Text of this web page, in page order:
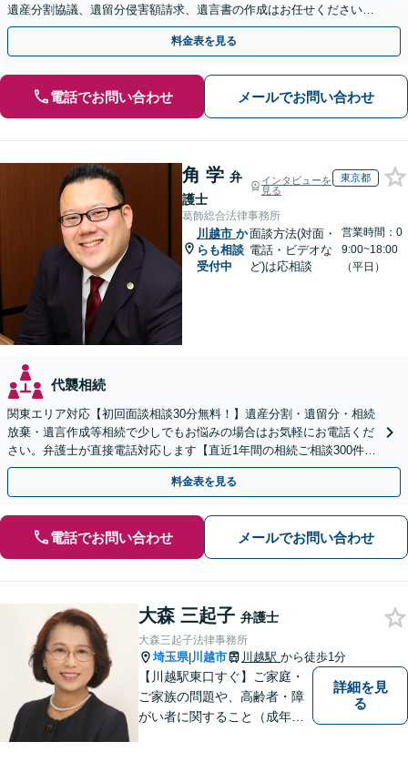
遺産分割協議、遺留分侵害額請求、遺言書の作成はお任せください。
明確な料金体系【オンライン面談可能】
料金表を見る
電話でお問い合わせ メールでお問い合わせ
角 学 弁
護士
インタビューを
見る
東京都
葛飾総合法律事務所
川越市 か
らも相談
受付中
面談方法(対面・
電話・ビデオな
ど)は応相談
営業時間：0
9:00~18:00
（平日）
代襲相続
関東エリア対応【初回面談相談30分無料！】遺産分割・遺留分・相続
放棄・遺言作成等相続で少しでもお悩みの場合はお気軽にお電話くだ
さい。弁護士が直接電話対応します【直近1年間の相続ご相談300件以
上！＆相続の著書・セミナー多数】弁護士複数所属
料金表を見る
電話でお問い合わせ メールでお問い合わせ
大森 三起子 弁護士
大森三起子法律事務所
埼玉県|川越市 川越駅 から徒歩1分
【川越駅東口すぐ】ご家庭・
ご家族の問題や、高齢者・障
がい者に関すること（成年後
詳細を見
る